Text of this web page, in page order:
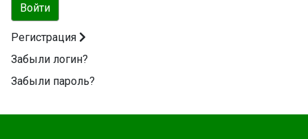
Войти
Регистрация
Забыли логин?
Забыли пароль?